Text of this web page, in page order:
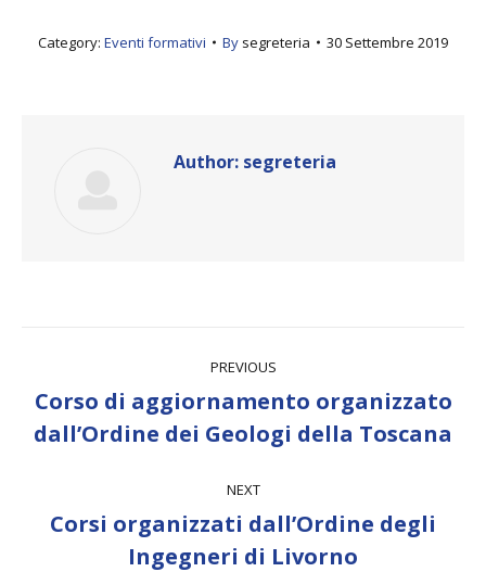
Category: Eventi formativi By segreteria 30 Settembre 2019
Author: segreteria
navigation
PREVIOUS
Previous
post:
Corso di aggiornamento organizzato
dall’Ordine dei Geologi della Toscana
NEXT
Next
post:
Corsi organizzati dall’Ordine degli
Ingegneri di Livorno